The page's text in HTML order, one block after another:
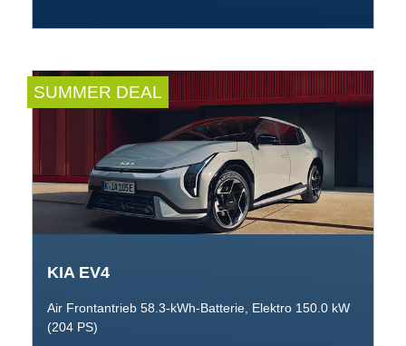
SUMMER DEAL
KIA EV4
Air Frontantrieb 58.3-kWh-Batterie, Elektro 150.0 kW
(204 PS)